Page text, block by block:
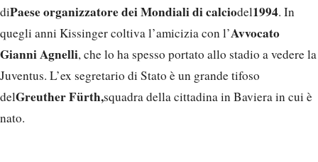
diPaese organizzatore dei Mondiali di calciodel1994. In
quegli anni Kissinger coltiva l’amicizia con l’Avvocato
Gianni Agnelli, che lo ha spesso portato allo stadio a vedere la
Juventus. L’ex segretario di Stato è un grande tifoso
delGreuther Fürth,squadra della cittadina in Baviera in cui è
nato.